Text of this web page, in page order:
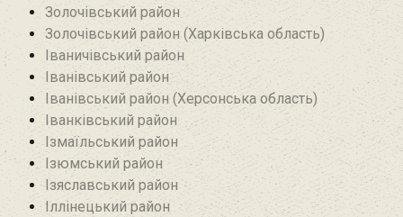
Золочівський район
Золочівський район (Харківська область)
Іваничівський район‎
Іванівський район
Іванівський район (Херсонська область)
Іванківський район
Ізмаїльський район
Ізюмський район
Ізяславський район
Іллінецький район